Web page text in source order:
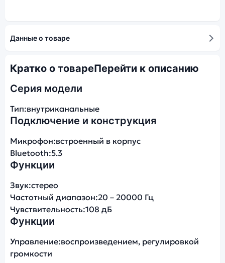
Данные о товаре
Кратко о товареПерейти к описанию
Серия модели
Тип:внутриканальные
Подключение и конструкция
Микрофон:встроенный в корпус
Bluetooth:5.3
Функции
Звук:стерео
Частотный диапазон:20 – 20000 Гц
Чувствительность:108 дБ
Функции
Управление:воспроизведением, регулировкой
громкости